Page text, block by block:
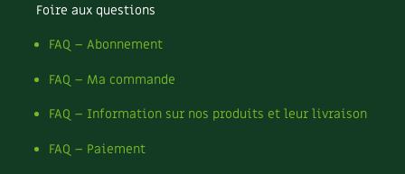
Foire aux questions
FAQ – Abonnement
FAQ – Ma commande
FAQ – Information sur nos produits et leur livraison
FAQ – Paiement